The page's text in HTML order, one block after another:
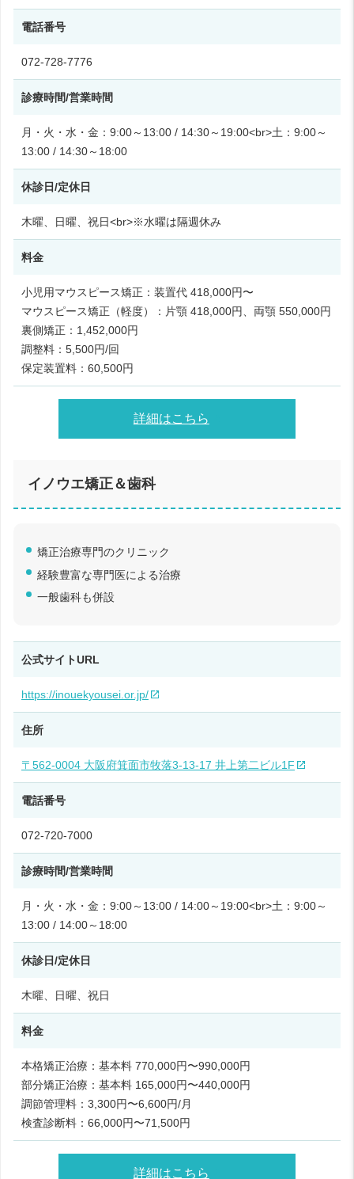
電話番号
072-728-7776
診療時間/営業時間
月・火・水・金：9:00～13:00 / 14:30～19:00<br>土：9:00～
13:00 / 14:30～18:00
休診日/定休日
木曜、日曜、祝日<br>※水曜は隔週休み
料金
小児用マウスピース矯正：装置代 418,000円〜
マウスピース矯正（軽度）：片顎 418,000円、両顎 550,000円
裏側矯正：1,452,000円
調整料：5,500円/回
保定装置料：60,500円
詳細はこちら
イノウエ矯正＆歯科
矯正治療専門のクリニック
経験豊富な専門医による治療
一般歯科も併設
公式サイトURL
https://inouekyousei.or.jp/
住所
〒562-0004 大阪府箕面市牧落3-13-17 井上第二ビル1F
電話番号
072-720-7000
診療時間/営業時間
月・火・水・金：9:00～13:00 / 14:00～19:00<br>土：9:00～
13:00 / 14:00～18:00
休診日/定休日
木曜、日曜、祝日
料金
本格矯正治療：基本料 770,000円〜990,000円
部分矯正治療：基本料 165,000円〜440,000円
調節管理料：3,300円〜6,600円/月
検査診断料：66,000円〜71,500円
詳細はこちら